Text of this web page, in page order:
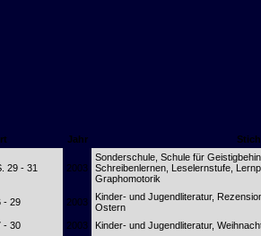
Jahr
29 - 31 2003
Sonderschule, Schule für
Schreibenlernen, Leselernstufe,
Graphomotorik
- 29 2003
Kinder- und Jugendliteratur,
Ostern
- 30 2003 Kinder- und Jugendliteratur,